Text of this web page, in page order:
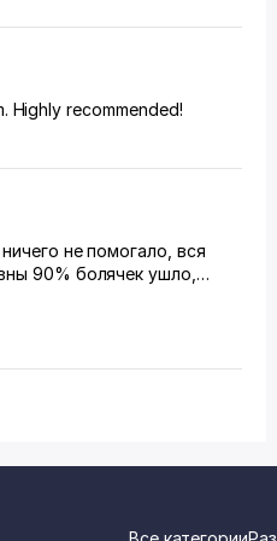
Highly recommended!
не помогало, вся
90% болячек ушло,